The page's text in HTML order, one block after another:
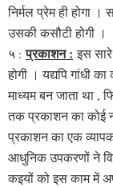
निर्मल प्रेम ही होगा ।
उसकी कसौटी होगी ।
५ :प्रकाशन : इस
होगी । यद्यपि गांधी
माध्यम बन जाता था ,
तक प्रकाशन का कोई
प्रकाशन का एक
आधुनिक उपकरणों ने
कइयों को इस काम में